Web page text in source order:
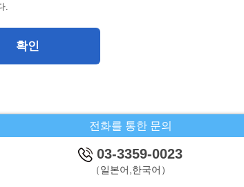
공하지 않습니다.
.
확인
전화를 통한 문의
03-3359-0023
（일본어,한국어）